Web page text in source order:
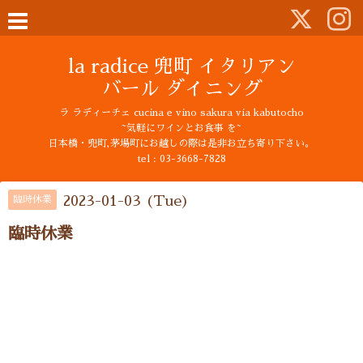
la radice 兜町 イタリアン
バール ダイニング
ラ ラディーチェ cucina e vino sakura via kabutocho
~気軽にワインとお食事 を~
日本橋・兜町,茅場町にお越しの際は是非お立ち寄り下さい。
tel : 03-3668-7828
臨時休業 2023-01-03 (Tue)
臨時休業